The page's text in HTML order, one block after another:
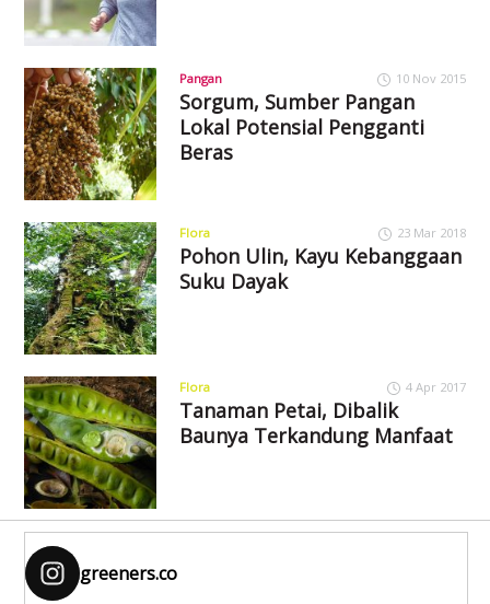
Pangan 10 Nov 2015
Sorgum, Sumber Pangan
Lokal Potensial Pengganti
Beras
Flora 23 Mar 2018
Pohon Ulin, Kayu Kebanggaan
Suku Dayak
Flora 4 Apr 2017
Tanaman Petai, Dibalik
Baunya Terkandung Manfaat
greeners.co